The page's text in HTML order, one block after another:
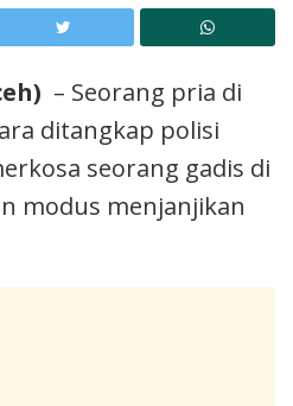
– Seorang pria di
ditangkap polisi
seorang gadis di
modus menjanjikan